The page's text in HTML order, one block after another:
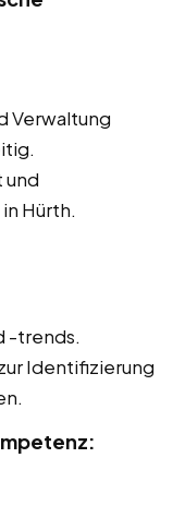
Verwaltung
und
Hürth.
-trends.
Identifizierung